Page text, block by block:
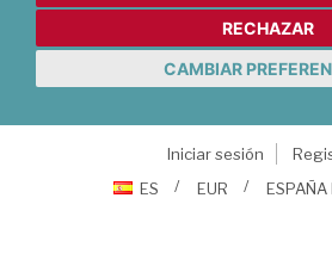
RECHAZAR
CAMBIAR
Iniciar sesión
ES
EUR ESPAÑA